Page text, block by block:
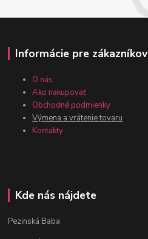
Informácie pre zákazníkov
O nás
Ako nakupovať
Obchodné podmienky
Výmena a vrátenie tovaru
Kontakty
Kde nás nájdete
Pezinská Baba